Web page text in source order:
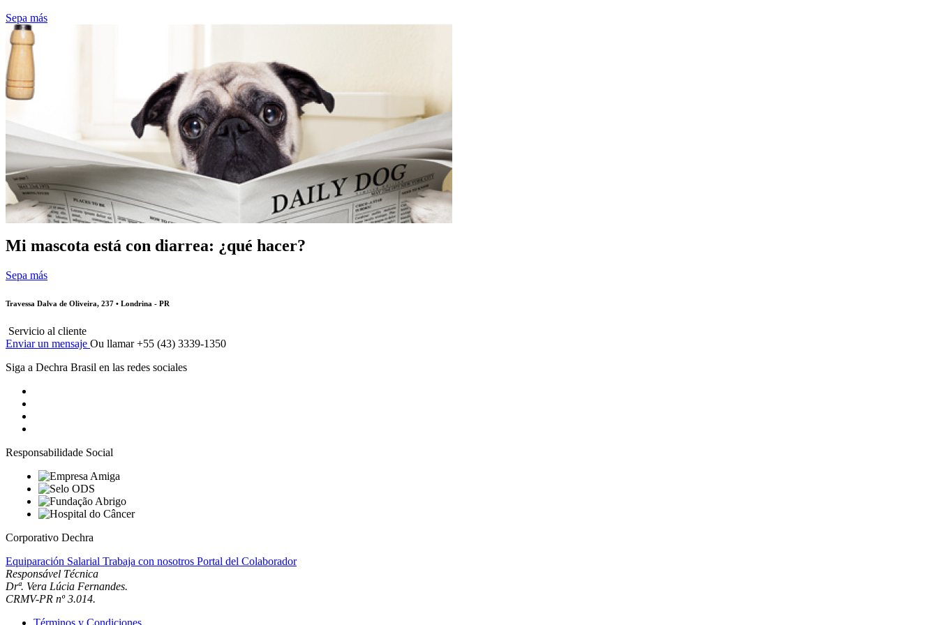
Sepa más
Mi mascota está con diarrea: ¿qué hacer?
Sepa más
Travessa Dalva de Oliveira, 237 • Londrina - PR
Servicio al cliente
Enviar un mensaje Ou llamar +55 (43) 3339-1350
Siga a Dechra Brasil en las redes sociales
Responsabilidade Social
Corporativo Dechra
Equiparación Salarial Trabaja con nosotros Portal del Colaborador
Responsável Técnica
Drª. Vera Lúcia Fernandes.
CRMV-PR nº 3.014.